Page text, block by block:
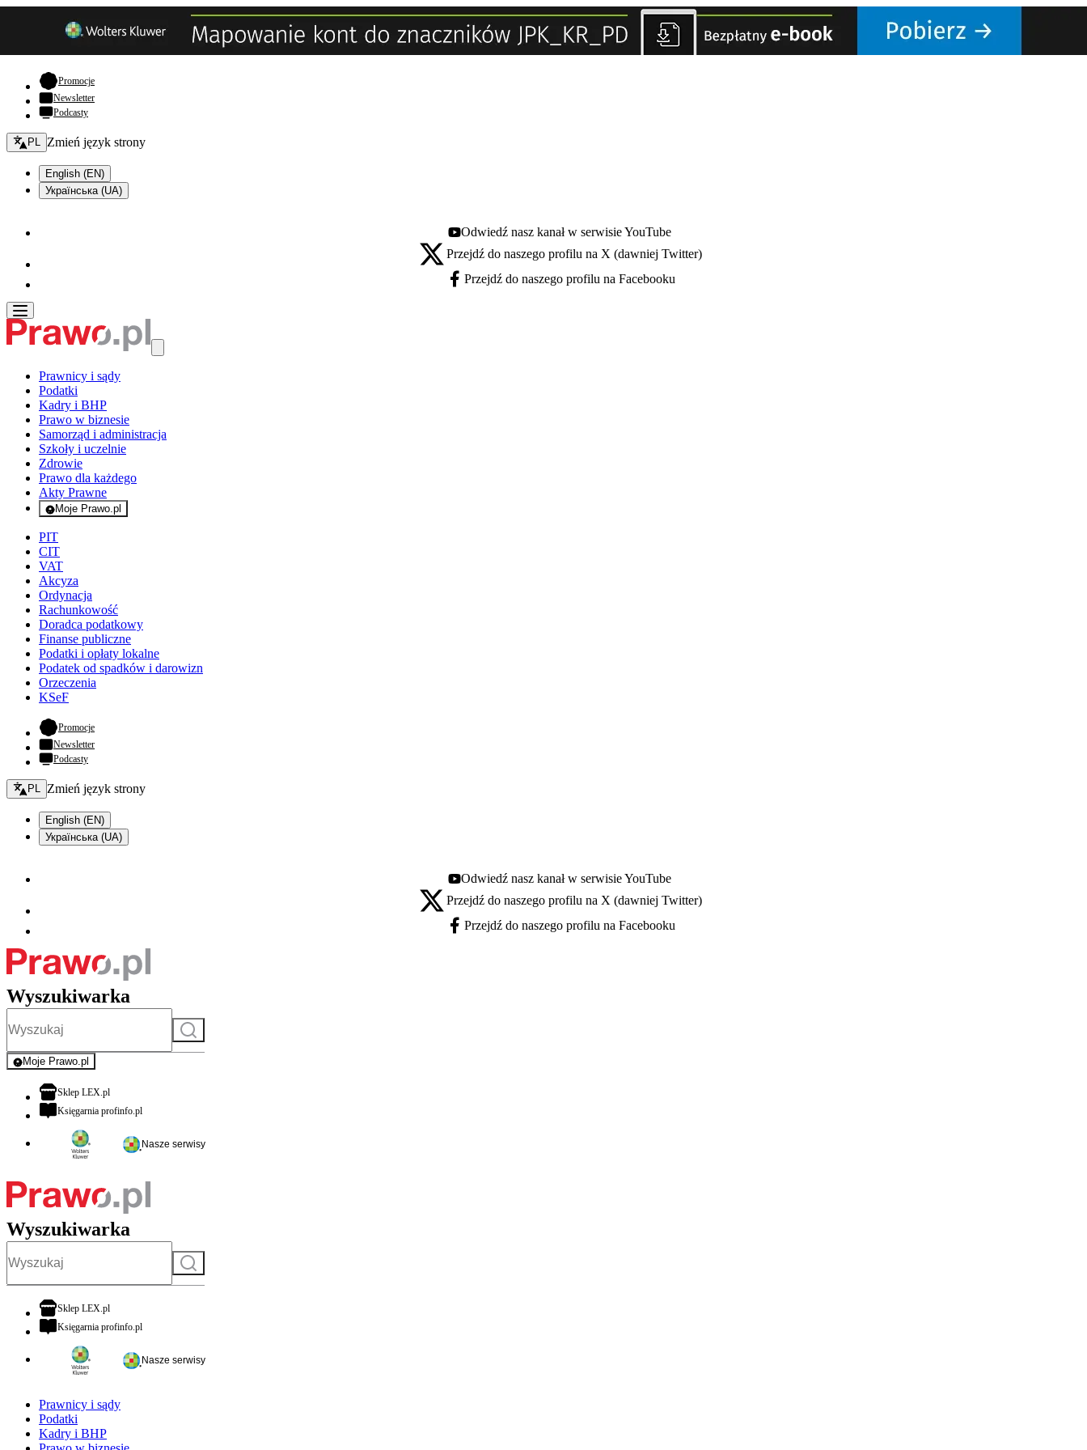
Promocje- otwiera się w nowej karcie
Newsletter
Podcasty
Zmień język - bieżący:
PL Zmień język strony
English (EN)
Українська (UA)
Youtube - otwiera się w nowej karcie
Odwiedź nasz kanał w serwisie YouTube
X - otwiera się w nowej karcie
Przejdź do naszego profilu na X (dawniej Twitter)
Facebook - otwiera się w nowej karcie
Przejdź do naszego profilu na Facebooku
Prawnicy i sądy
Podatki
Kadry i BHP
Prawo w biznesie
Samorząd i administracja
Szkoły i uczelnie
Zdrowie
Prawo dla każdego
Akty Prawne
Moje Prawo.pl
- rejestracja i logowanie do serwisu
PIT
CIT
VAT
Akcyza
Ordynacja
Rachunkowość
Doradca podatkowy
Finanse publiczne
Podatki i opłaty lokalne
Podatek od spadków i darowizn
Orzeczenia
KSeF
Promocje- otwiera się w nowej karcie
Newsletter
Podcasty
Zmień język - bieżący:
PL Zmień język strony
English (EN)
Українська (UA)
Youtube - otwiera się w nowej karcie
Odwiedź nasz kanał w serwisie YouTube
X - otwiera się w nowej karcie
Przejdź do naszego profilu na X (dawniej Twitter)
Facebook - otwiera się w nowej karcie
Przejdź do naszego profilu na Facebooku
Wyszukiwarka
Szukaj
Moje Prawo.pl
- rejestracja i logowanie do serwisu
Sklep LEX.plotwiera się w nowej karcie
Księgarnia profinfo.plotwiera się w nowej karcie
Nasze serwisy
Wyszukiwarka
Szukaj
Sklep LEX.plotwiera się w nowej karcie
Księgarnia profinfo.plotwiera się w nowej karcie
Nasze serwisy
Prawnicy i sądy
Podatki
Kadry i BHP